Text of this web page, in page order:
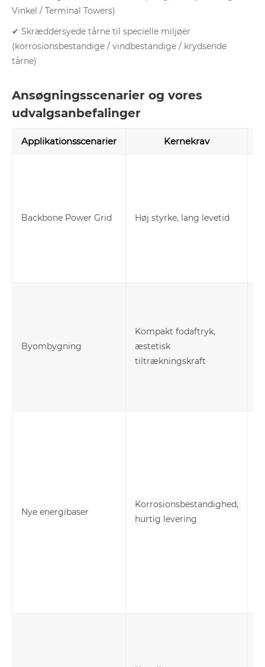
Vinkel / Terminal Towers)
✔ Skræddersyede tårne ​​til specielle miljøer
(korrosionsbestandige / vindbestandige / krydsende
tårne)
Ansøgningsscenarier og vores
udvalgsanbefalinger
Applikationsscenarier Kernekrav
Backbone Power Grid Høj styrke, lang levetid
Byombygning
Kompakt fodaftryk,
æstetisk
tiltrækningskraft
Nye energibaser
Korrosionsbestandighed,
hurtig levering